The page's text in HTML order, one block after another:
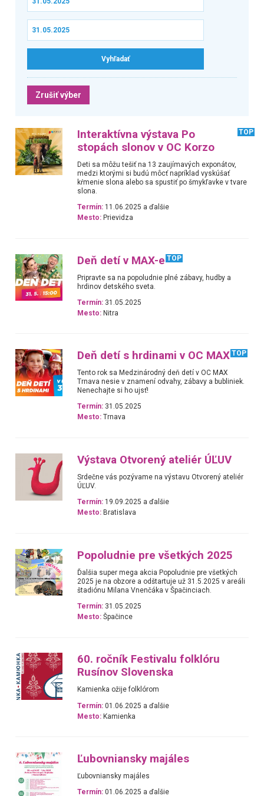
Zrušiť výber
Interaktívna výstava Po
stopách slonov v OC Korzo
TOP
Deti sa môžu tešiť na 13 zaujímavých exponátov,
medzi ktorými si budú môcť napríklad vyskúšať
kŕmenie slona alebo sa spustiť po šmykľavke v tvare
slona.
Termín: 11.06.2025 a ďalšie
Mesto: Prievidza
Deň detí v MAX-e TOP
Pripravte sa na popoludnie plné zábavy, hudby a
hrdinov detského sveta.
Termín: 31.05.2025
Mesto: Nitra
Deň detí s hrdinami v OC MAX TOP
Tento rok sa Medzinárodný deň detí v OC MAX
Trnava nesie v znamení odvahy, zábavy a bubliniek.
Nenechajte si ho ujsť!
Termín: 31.05.2025
Mesto: Trnava
Výstava Otvorený ateliér ÚĽUV
Srdečne vás pozývame na výstavu Otvorený ateliér
ÚĽUV.
Termín: 19.09.2025 a ďalšie
Mesto: Bratislava
Popoludnie pre všetkých 2025
Ďalšia super mega akcia Popoludnie pre všetkých
2025 je na obzore a odštartuje už 31.5.2025 v areáli
štadiónu Milana Vnenčáka v Špačinciach.
Termín: 31.05.2025
Mesto: Špačince
60. ročník Festivalu folklóru
Rusínov Slovenska
Kamienka ožije folklórom
Termín: 01.06.2025 a ďalšie
Mesto: Kamienka
Ľubovniansky majáles
Ľubovniansky majáles
Termín: 01.06.2025 a ďalšie